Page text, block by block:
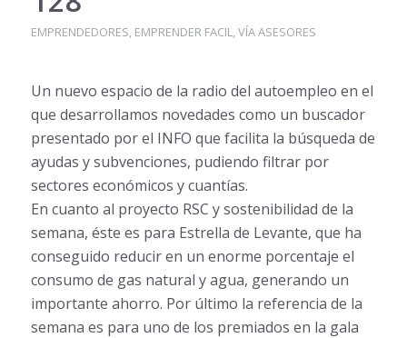
EMPRENDEDORES, EMPRENDER FACIL,VÍA ASESORES
Un nuevo espacio de la radio del autoempleo en el
que desarrollamos novedades como un buscador
presentado por el INFO que facilita la búsqueda de
ayudas y subvenciones, pudiendo filtrar por
sectores económicos y cuantías.
En cuanto al proyecto RSC y sostenibilidad de la
semana, éste es para Estrella de Levante, que ha
conseguido reducir en un enorme porcentaje el
consumo de gas natural y agua, generando un
importante ahorro. Por último la referencia de la
semana es para uno de los premiados en la gala